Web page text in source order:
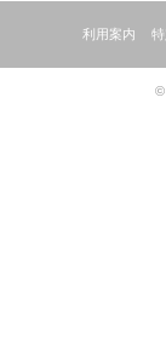
利用案内
©